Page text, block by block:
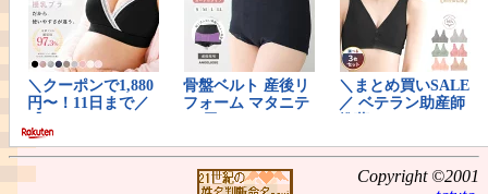
Copyright ©2001